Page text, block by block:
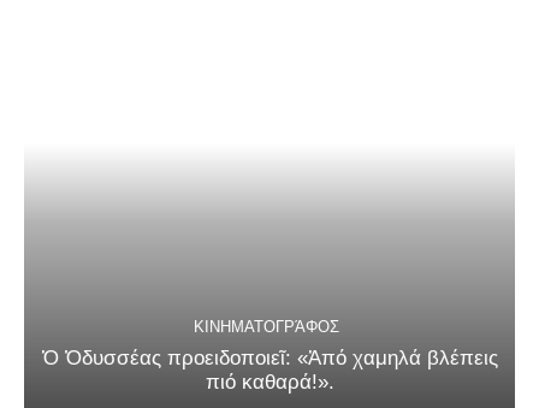
ΚΙΝΗΜΑΤΟΓΡΆΦΟΣ
Ὁ Ὀδυσσέας προειδοποιεῖ: «Ἀπό χαμηλά βλέπεις
πιό καθαρά!».